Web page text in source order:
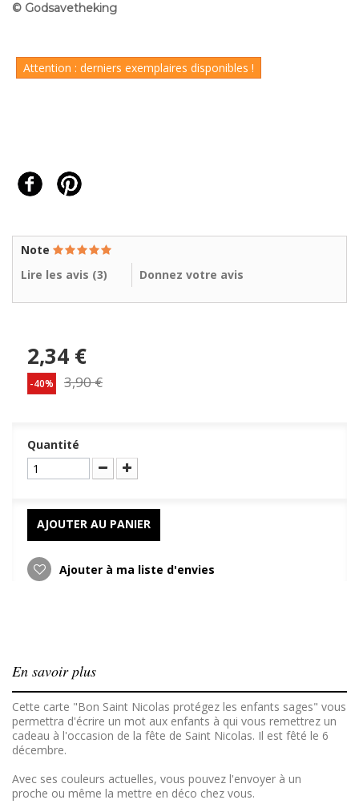
© Godsavetheking
Attention : derniers exemplaires disponibles !
Note
Lire les avis (3) Donnez votre avis
2,34 €
-40% 3,90 €
Quantité
AJOUTER AU PANIER
Ajouter à ma liste d'envies
En savoir plus
Cette carte "Bon Saint Nicolas protégez les enfants sages" vous
permettra d'écrire un mot aux enfants à qui vous remettrez un
cadeau à l'occasion de la fête de Saint Nicolas. Il est fêté le 6
décembre.
Avec ses couleurs actuelles, vous pouvez l'envoyer à un
proche ou même la mettre en déco chez vous.